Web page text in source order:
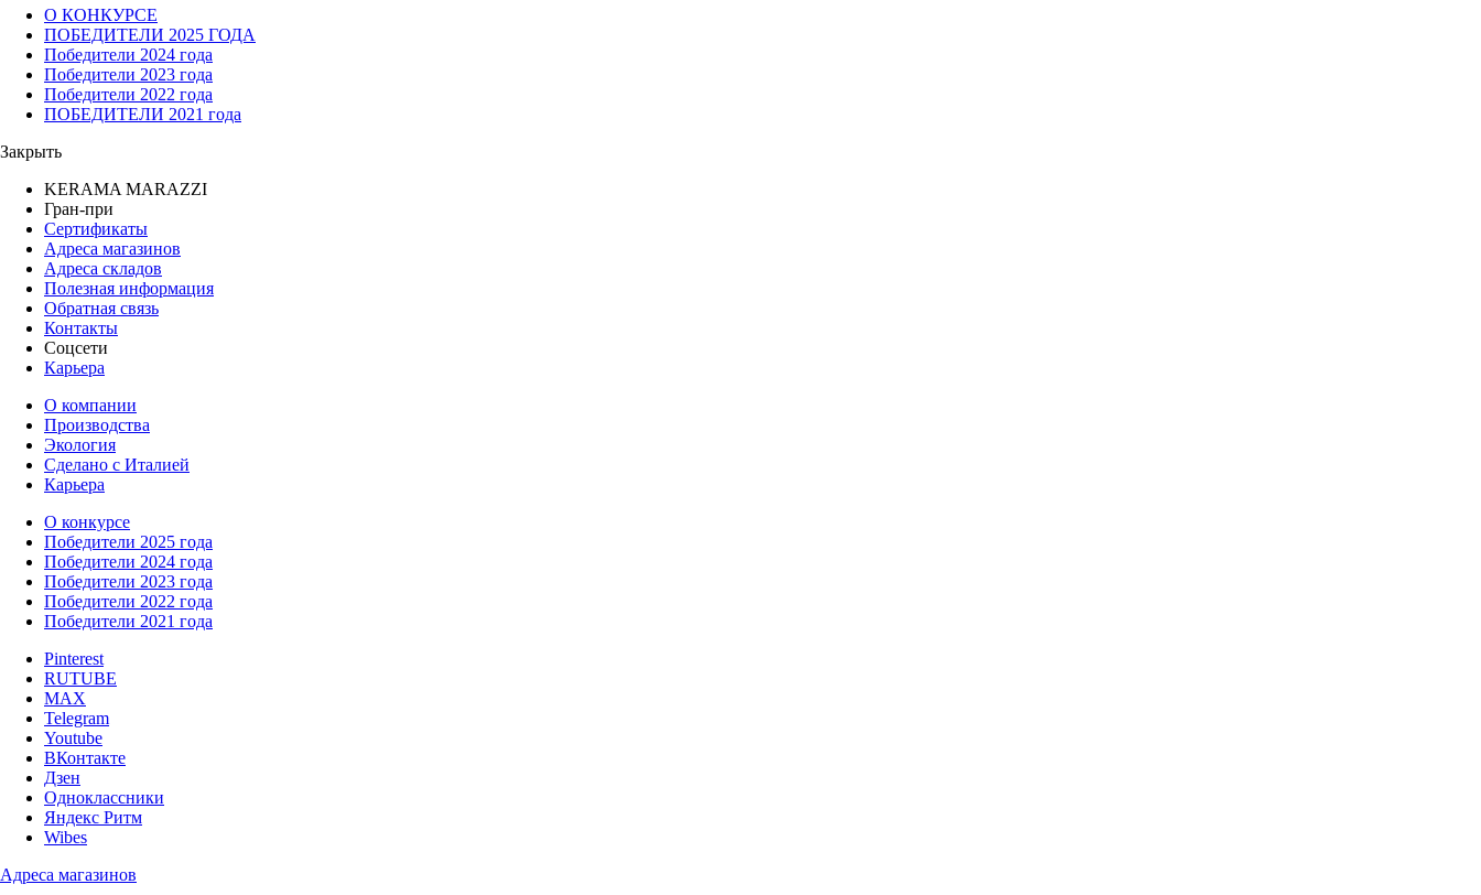
О КОНКУРСЕ
ПОБЕДИТЕЛИ 2025 ГОДА
Победители 2024 года
Победители 2023 года
Победители 2022 года
ПОБЕДИТЕЛИ 2021 года
Закрыть
KERAMA MARAZZI
Гран-при
Сертификаты
Адреса магазинов
Адреса складов
Полезная информация
Обратная связь
Контакты
Соцсети
Карьера
О компании
Производства
Экология
Сделано с Италией
Карьера
О конкурсе
Победители 2025 года
Победители 2024 года
Победители 2023 года
Победители 2022 года
Победители 2021 года
Pinterest
RUTUBE
MAX
Telegram
Youtube
ВКонтакте
Дзен
Одноклассники
Яндекс Ритм
Wibes
Адреса магазинов